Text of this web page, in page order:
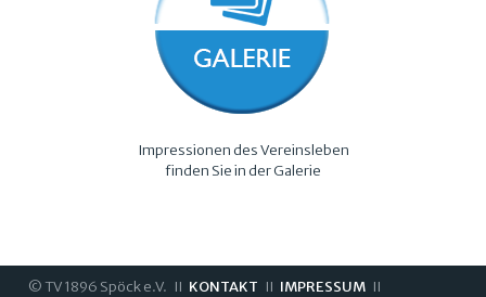
Impressionen des Vereinsleben
finden Sie in der Galerie
© TV 1896 Spöck e.V. II KONTAKT II IMPRESSUM II